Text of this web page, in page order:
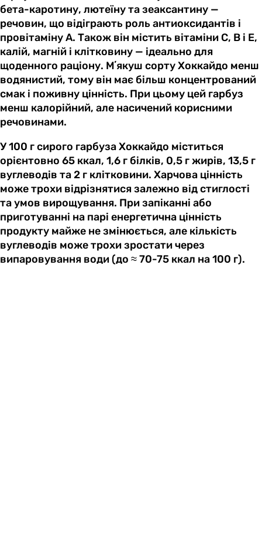
бета-каротину, лютеїну та зеаксантину —
речовин, що відіграють роль антиоксидантів і
провітаміну A. Також він містить вітаміни C, B і E,
калій, магній і клітковину — ідеально для
щоденного раціону. Мʼякуш сорту Хоккайдо менш
водянистий, тому він має більш концентрований
смак і поживну цінність. При цьому цей гарбуз
менш калорійний, але насичений корисними
речовинами.
У 100 г сирого гарбуза Хоккайдо міститься
орієнтовно 65 ккал, 1,6 г білків, 0,5 г жирів, 13,5 г
вуглеводів та 2 г клітковини. Харчова цінність
може трохи відрізнятися залежно від стиглості
та умов вирощування. При запіканні або
приготуванні на парі енергетична цінність
продукту майже не змінюється, але кількість
вуглеводів може трохи зростати через
випаровування води (до ≈ 70-75 ккал на 100 г).